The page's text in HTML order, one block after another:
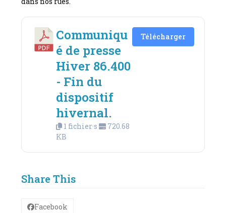
Communiqu
é de presse
Hiver 86.400
- Fin du
dispositif
hivernal.
1 fichier·s
720.68
KB
Télécharger
Share This
Facebook